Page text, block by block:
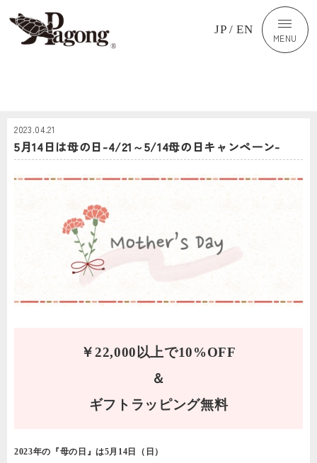
JP/EN
MENU
2023.04.21
5月14日は母の日-4/21～5/14母の日キャンペーン-
￥22,000以上で10%OFF
＆
ギフトラッピング無料
2023年の『母の日』は5月14日（日）